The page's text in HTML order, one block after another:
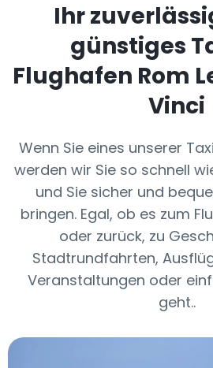
Ihr
günstiges
Flughafen Rom
Vinci
Wenn Sie eines unserer
werden wir Sie so schnell
und Sie sicher und
bringen. Egal, ob es zum
oder zurück, zu
Stadtrundfahrten,
Veranstaltungen oder
geht..